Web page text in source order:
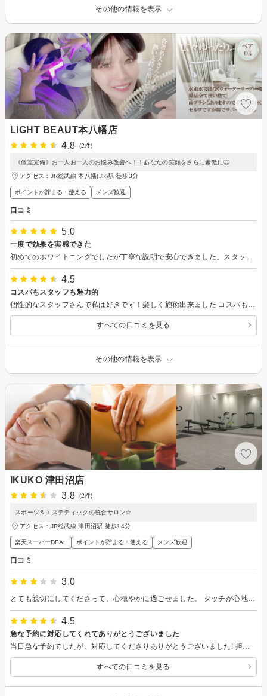
その他の情報を表示
LIGHT BEAUT本八幡店
4.8
(2件)
《個室完備》お一人お一人のお悩み改善へ！！あなたの笑顔をさらに素敵に◎
アクセス：JR総武線 本八幡(JR)駅 徒歩3分
ポイントが貯まる・使える メンズ歓迎
口コミ
5.0
一度で効果を実感できた
4.5
コスパもスタッフも魅力的
すべての口コミを見る
その他の情報を表示
IKUKO 津田沼店
3.8
(2件)
スポーツ＆エステティックの統合サロン☆
アクセス：JR総武線 津田沼駅 徒歩14分
楽天スーパーDEAL ポイントが貯まる・使える メンズ歓迎
口コミ
3.0
とても親切にしてくださって、心穏やかに過ごせました。 タッチが心地よくリラックスして施術を受けられました。 ただ、広告の全身瘦せフル痩身はあまり体感しませんでした。
4.5
急な予約に対応してくれてありがとうございました
すべての口コミを見る